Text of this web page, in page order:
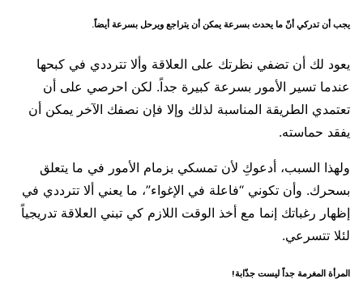
يجب أن تدركي أنّ ما يحدث بسرعة يمكن أن يتراجع ويرحل بسرعة أيضاً.
يعود لك أن تضفي نظرتك على العلاقة وألا تترددي في كبحها
عندما تسير الأمور بسرعة كبيرة جداً. لكن احرصي على أن
تعتمدي الطريقة المناسبة لذلك وإلا فإن نصفك الآخر يمكن أن
يفقد حماسته.
ولهذا السبب، أدعوكِ لأن تمسكي بزمام الأمور في ما يتعلق
بسحرك. وأن تكوني “فاعلة في الإغواء”، ما يعني ألا تترددي في
إظهار رغباتك إنما مع أخذ الوقت اللازم كي تبني العلاقة تدريجياً
لئلا تتسرعي.
المرأة المغرمة جداً ليست جذّابة!